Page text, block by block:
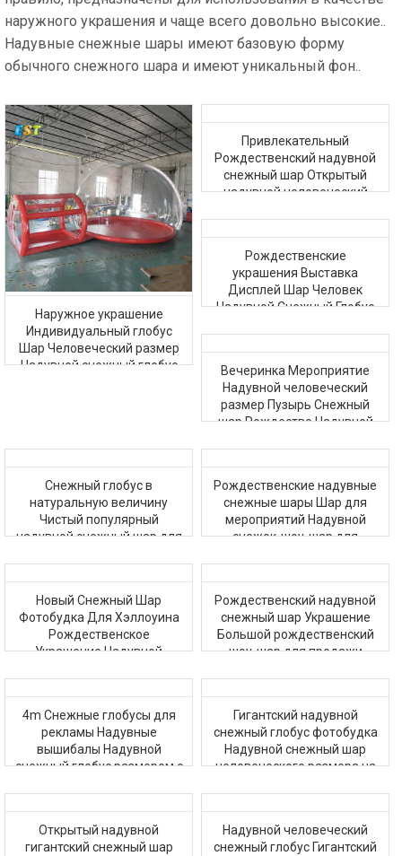
наружного украшения и чаще всего довольно высокие..
Надувные снежные шары имеют базовую форму
обычного снежного шара и имеют уникальный фон..
Наружное украшение
Индивидуальный глобус
Шар Человеческий размер
Надувной снежный глобус
Привлекательный
Рождественский надувной
снежный шар Открытый
надувной человеческий
Рождественские
украшения Выставка
Дисплей Шар Человек
Надувной Снежный Глобус
Вечеринка Мероприятие
Надувной человеческий
размер Пузырь Снежный
шар Рождество Надувной
Снежный глобус в
натуральную величину
Чистый популярный
надувной снежный шар для
Рождественские надувные
снежные шары Шар для
мероприятий Надувной
снежок-шоу-шар для
Новый Снежный Шар
Фотобудка Для Хэллоуина
Рождественское
Украшение Надувной
Рождественский надувной
снежный шар Украшение
Большой рождественский
шоу-шар для продажи
4m Снежные глобусы для
рекламы Надувные
вышибалы Надувной
снежный глобус размером с
Гигантский надувной
снежный глобус фотобудка
Надувной снежный шар
человеческого размера на
Открытый надувной
гигантский снежный шар
Надувной человеческий
снежный глобус Гигантский